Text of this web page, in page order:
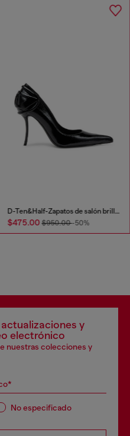
D-Ten&Half-Zapatos de salón brillantes con tacón curvado
$475.00$950.00-50%
y
electrónico
nuestras colecciones y
No especificado